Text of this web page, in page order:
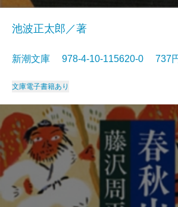
池波正太郎／著
新潮文庫 978-4-10-115620-0 737
文庫電子書籍あり